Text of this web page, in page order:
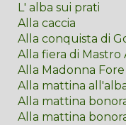
L' alba sui prati
Alla caccia
Alla conquista di
Alla fiera di Mastro
Alla Madonna Fore
Alla mattina
Alla mattina
Alla mattina